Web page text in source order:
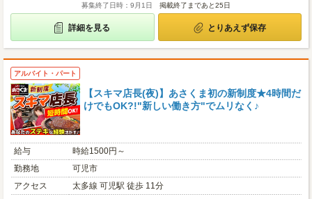
募集終了日時：9月1日 掲載終了まであと25日
詳細を見る とりあえず保存
アルバイト・パート
【スキマ店長(夜)】あさくま初の新制度★4時間だ
けでもOK?!"新しい働き方"でムリなく♪
給与
時給1500円～
勤務地
可児市
アクセス
太多線 可児駅 徒歩 11分